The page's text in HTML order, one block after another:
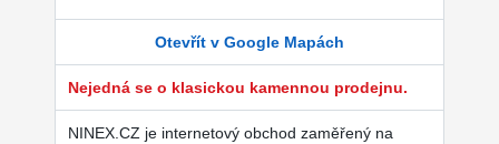
Otevřít v Google Mapách
Nejedná se o klasickou kamennou prodejnu.
NINEX.CZ je internetový obchod zaměřený na